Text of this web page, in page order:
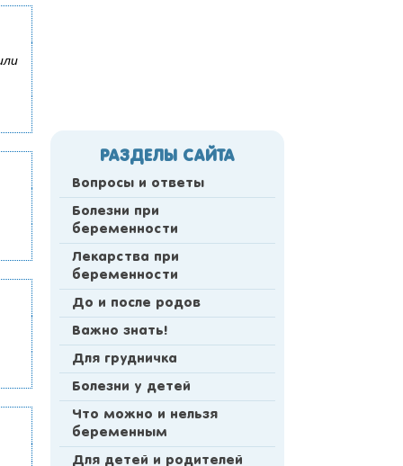
РАЗДЕЛЫ САЙТА
Вопросы и ответы
Болезни при
беременности
Лекарства при
беременности
До и после родов
Важно знать!
Для грудничка
Болезни у детей
Что можно и нельзя
беременным
Для детей и родителей